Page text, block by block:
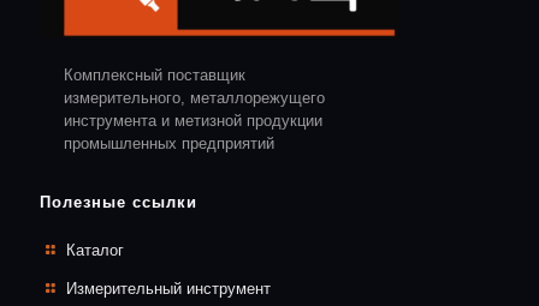
Комплексный поставщик
измерительного, металлорежущего
инструмента и метизной продукции
промышленных предприятий
Полезные ссылки
Каталог
Измерительный инструмент